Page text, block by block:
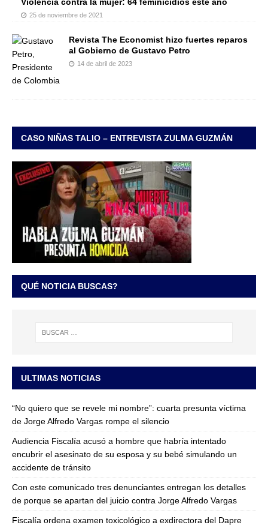
Violencia contra la mujer: 64 feminicidios este año
25 de noviembre de 2021
Revista The Economist hizo fuertes reparos
al Gobierno de Gustavo Petro
14 de abril de 2023
CASO NIÑAS TALIO – ENTREVISTA ZULMA GUZMÁN
QUÉ NOTICIA BUSCAS?
ULTIMAS NOTICIAS
“No quiero que se revele mi nombre”: cuarta presunta víctima
de Jorge Alfredo Vargas rompe el silencio
Audiencia Fiscalía acusó a hombre que habría intentado
encubrir el asesinato de su esposa y su bebé simulando un
accidente de tránsito
Con este comunicado tres denunciantes entregan los detalles
de porque se apartan del juicio contra Jorge Alfredo Vargas
Fiscalía ordena examen toxicológico a exdirectora del Dapre